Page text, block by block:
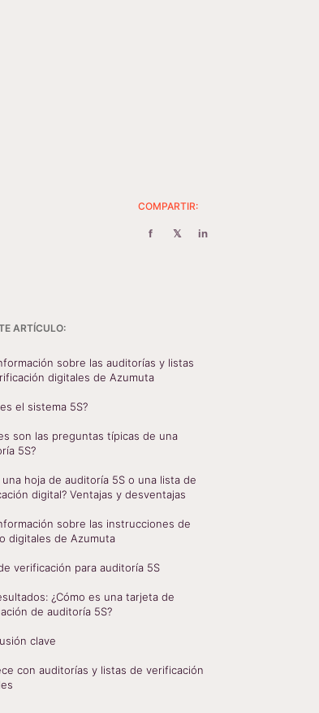
COMPARTIR:
f 𝕏 in
ARTÍCULO:
sobre las auditorías y listas
digitales de Azumuta
el sistema 5S?
son las preguntas típicas de una
5S?
una hoja de auditoría 5S o una lista de
digital? Ventajas y desventajas
sobre las instrucciones de
digitales de Azumuta
verificación para auditoría 5S
¿Cómo es una tarjeta de
de auditoría 5S?
clave
con auditorías y listas de verificación